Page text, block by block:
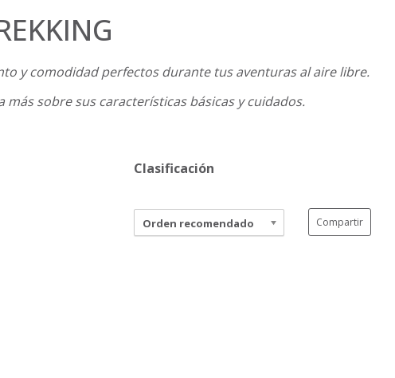
y comodidad perfectos durante tus aventuras al aire libre.
sobre sus características básicas y cuidados.
Clasificación
Orden recomendado Compartir